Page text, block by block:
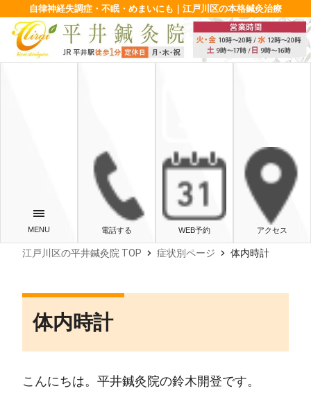
自律神経失調症・不眠・めまいにも｜江戸川区の本格鍼灸治療
電話する WEB予約 アクセス
江戸川区の平井鍼灸院 TOP chevron_right 症状別ページ chevron_right 体内時計
体内時計
こんにちは。平井鍼灸院の鈴木開登です。